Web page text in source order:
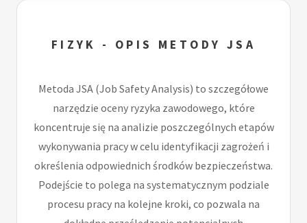
FIZYK - OPIS METODY JSA
Metoda JSA (Job Safety Analysis) to szczegółowe
narzędzie oceny ryzyka zawodowego, które
koncentruje się na analizie poszczególnych etapów
wykonywania pracy w celu identyfikacji zagrożeń i
określenia odpowiednich środków bezpieczeństwa.
Podejście to polega na systematycznym podziale
procesu pracy na kolejne kroki, co pozwala na